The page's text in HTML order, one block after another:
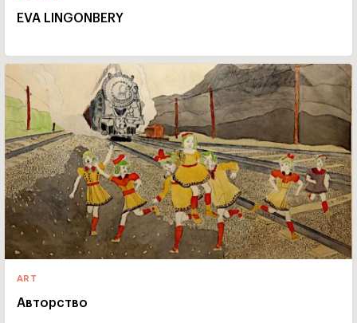
EVA LINGONBERY
ART
Авторство